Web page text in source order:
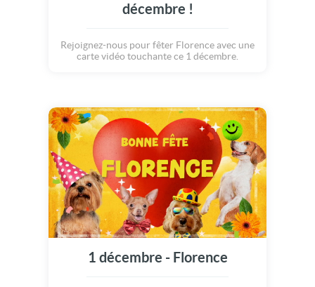
décembre !
Rejoignez-nous pour fêter Florence avec une
carte vidéo touchante ce 1 décembre.
1 décembre - Florence